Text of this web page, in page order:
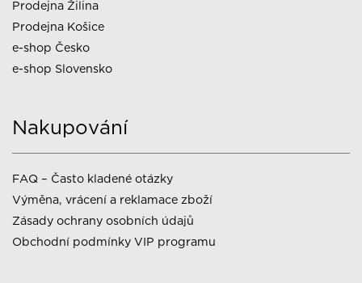
Prodejna Žilina
Prodejna Košice
e-shop Česko
e-shop Slovensko
Nakupování
FAQ – Často kladené otázky
Výměna, vrácení a reklamace zboží
Zásady ochrany osobních údajů
Obchodní podmínky VIP programu